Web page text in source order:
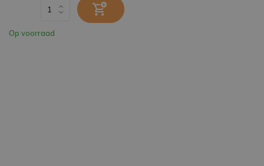
Op voorraad